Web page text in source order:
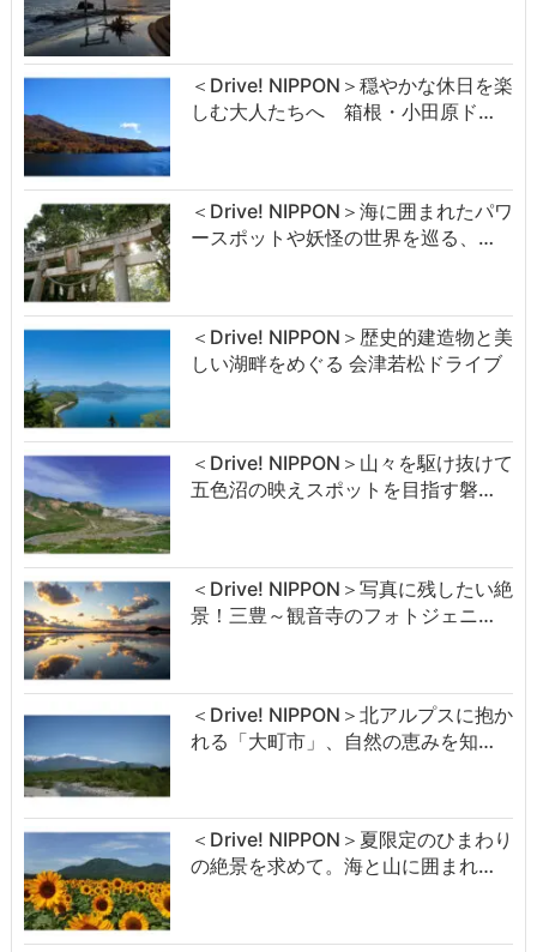
＜Drive! NIPPON＞穏やかな休日を楽
しむ大人たちへ 箱根・小田原ド…
＜Drive! NIPPON＞海に囲まれたパワ
ースポットや妖怪の世界を巡る、…
＜Drive! NIPPON＞歴史的建造物と美
しい湖畔をめぐる 会津若松ドライブ
＜Drive! NIPPON＞山々を駆け抜けて
五色沼の映えスポットを目指す磐…
＜Drive! NIPPON＞写真に残したい絶
景！三豊～観音寺のフォトジェニ…
＜Drive! NIPPON＞北アルプスに抱か
れる「大町市」、自然の恵みを知…
＜Drive! NIPPON＞夏限定のひまわり
の絶景を求めて。海と山に囲まれ…